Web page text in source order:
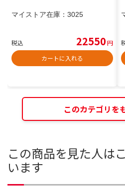
マイストア在庫： 3025
税込 22550円
カートに入れる
このカテゴリを
この商品を見た人は
います